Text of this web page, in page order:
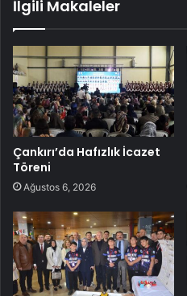
İlgili Makaleler
Çankırı’da Hafızlık İcazet
Töreni
Ağustos 6, 2026